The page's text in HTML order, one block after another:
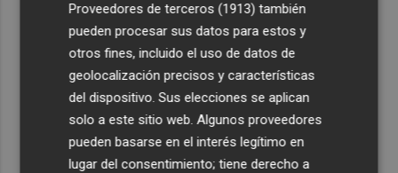
Recibe toda la actualidad de
Plaza Podcast en tu correo
Quiero suscribirme
Proveedores de terceros (1913) también
pueden procesar sus datos para estos y
otros fines, incluido el uso de datos de
geolocalización precisos y características
del dispositivo. Sus elecciones se aplican
solo a este sitio web. Algunos proveedores
pueden basarse en el interés legítimo en
lugar del consentimiento; tiene derecho a